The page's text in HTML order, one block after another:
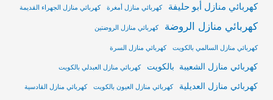
كهربائي منازل أبو حليفة كهربائي منازل أمغرة كهربائي منازل الجهراء القديمة
كهربائي منازل الروضة كهربائي منازل الروضتين
كهربائي منازل السالمي بالكويت كهربائي منازل السرة
كهربائي منازل الشعيبة بالكويت كهربائي منازل العبدلي بالكويت
كهربائي منازل العديلية كهربائي منازل العيون بالكويت كهربائي منازل القادسية